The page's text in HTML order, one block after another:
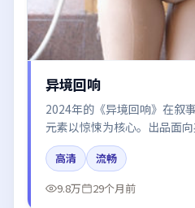
异境回响
2024年的《异境回响》在叙
元素以惊悚为核心。出品面
妮、张译、刘亦菲所饰角色
发讨论。
高清
流畅
9.8万
29个月前